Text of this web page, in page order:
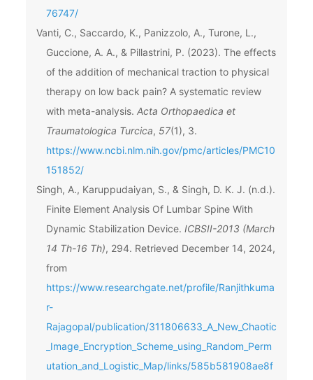
76747/
Vanti, C., Saccardo, K., Panizzolo, A., Turone, L.,
Guccione, A. A., & Pillastrini, P. (2023). The effects
of the addition of mechanical traction to physical
therapy on low back pain? A systematic review
with meta-analysis. Acta Orthopaedica et
Traumatologica Turcica, 57(1), 3.
https://www.ncbi.nlm.nih.gov/pmc/articles/PMC10
151852/
Singh, A., Karuppudaiyan, S., & Singh, D. K. J. (n.d.).
Finite Element Analysis Of Lumbar Spine With
Dynamic Stabilization Device. ICBSII-2013 (March
14 Th-16 Th), 294. Retrieved December 14, 2024,
from
https://www.researchgate.net/profile/Ranjithkuma
r-
Rajagopal/publication/311806633_A_New_Chaotic
_Image_Encryption_Scheme_using_Random_Perm
utation_and_Logistic_Map/links/585b581908ae8f